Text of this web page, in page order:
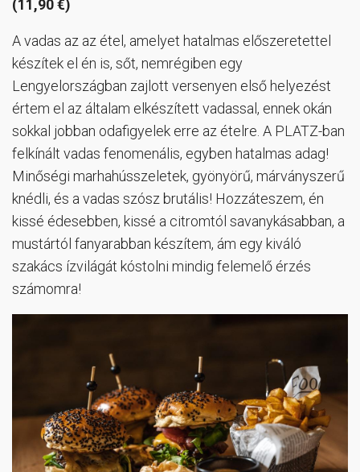
(11,90 €)
A vadas az az étel, amelyet hatalmas előszeretettel
készítek el én is, sőt, nemrégiben egy
Lengyelországban zajlott versenyen első helyezést
értem el az általam elkészített vadassal, ennek okán
sokkal jobban odafigyelek erre az ételre. A PLATZ-ban
felkínált vadas fenomenális, egyben hatalmas adag!
Minőségi marhahússzeletek, gyönyörű, márványszerű
knédli, és a vadas szósz brutális! Hozzáteszem, én
kissé édesebben, kissé a citromtól savanykásabban, a
mustártól fanyarabban készítem, ám egy kiváló
szakács ízvilágát kóstolni mindig felemelő érzés
számomra!